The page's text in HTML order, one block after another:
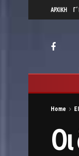
ΑΡΧΙΚΗ
Home